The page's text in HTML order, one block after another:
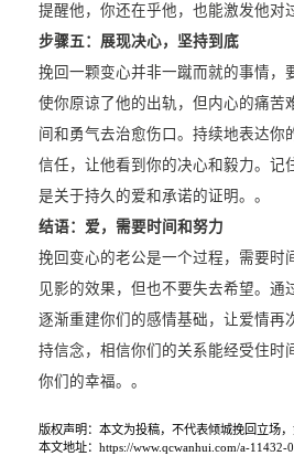
提醒他，你还在乎他，也能激发他对
步骤五： 展现决心，坚持到底
挽回一颗变心并非一蹴而就的事情，
使你原谅了他的出轨，但内心的痛苦
间和勇气去治愈伤口。持续地表达你
信任，让他看到你的决心和毅力。记
是关于持久的爱和承诺的证明。。
结语： 爱，需要时间和努力
挽回变心的老公是一个过程，需要时
见影的效果，但也不要失去希望。通
逐渐重建你们的感情基础，让爱情再
持信念，相信你们的关系能经受住时
你们的幸福。。
版权声明：本文为投稿，不代表倾城挽回立场，
本文地址：https://www.qcwanhui.com/a-11432-